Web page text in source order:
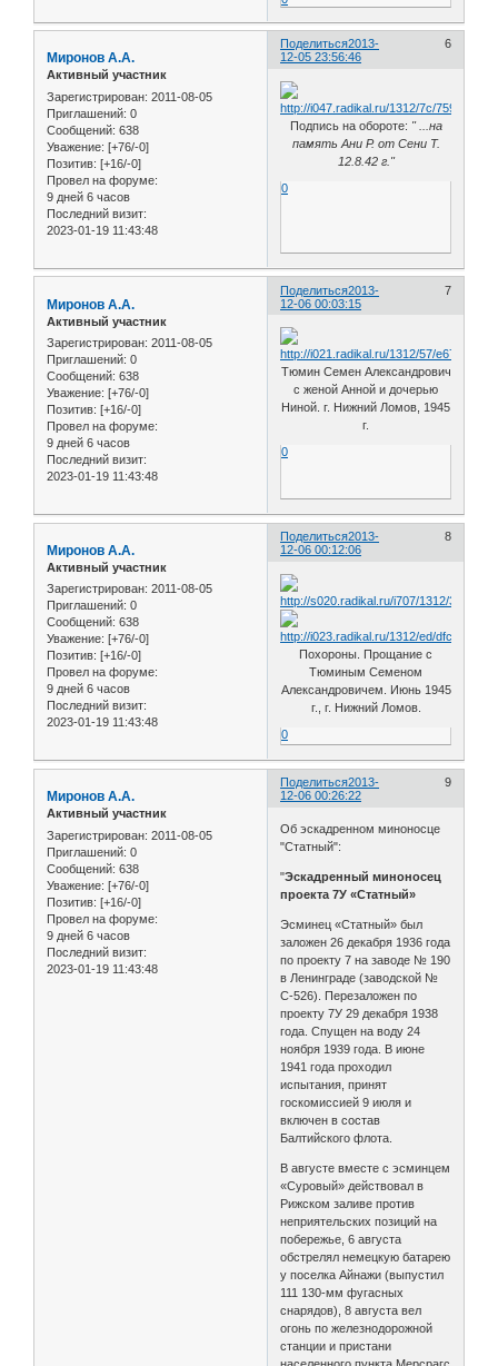
Поделиться 6
2013-
12-05 23:56:46
Миронов А.А.
Активный участник
Зарегистрирован: 2011-08-05
Приглашений: 0
Сообщений: 638
Уважение: [+76/-0]
Позитив: [+16/-0]
Провел на форуме:
9 дней 6 часов
Последний визит:
2023-01-19 11:43:48
Подпись на обороте: " ...на
память Ани Р. от Сени Т.
12.8.42 г."
0
Поделиться 7
2013-
12-06 00:03:15
Миронов А.А.
Активный участник
Зарегистрирован: 2011-08-05
Приглашений: 0
Сообщений: 638
Уважение: [+76/-0]
Позитив: [+16/-0]
Провел на форуме:
9 дней 6 часов
Последний визит:
2023-01-19 11:43:48
Тюмин Семен Александрович
с женой Анной и дочерью
Ниной. г. Нижний Ломов, 1945
г.
0
Поделиться 8
2013-
12-06 00:12:06
Миронов А.А.
Активный участник
Зарегистрирован: 2011-08-05
Приглашений: 0
Сообщений: 638
Уважение: [+76/-0]
Позитив: [+16/-0]
Провел на форуме:
9 дней 6 часов
Последний визит:
2023-01-19 11:43:48
Похороны. Прощание с
Тюминым Семеном
Александровичем. Июнь 1945
г., г. Нижний Ломов.
0
Поделиться 9
2013-
12-06 00:26:22
Миронов А.А.
Активный участник
Зарегистрирован: 2011-08-05
Приглашений: 0
Сообщений: 638
Уважение: [+76/-0]
Позитив: [+16/-0]
Провел на форуме:
9 дней 6 часов
Последний визит:
2023-01-19 11:43:48
Об эскадренном миноносце
"Статный":
"Эскадренный миноносец
проекта 7У «Статный»
Эсминец «Статный» был
заложен 26 декабря 1936 года
по проекту 7 на заводе № 190
в Ленинграде (заводской №
С-526). Перезаложен по
проекту 7У 29 декабря 1938
года. Спущен на воду 24
ноября 1939 года. В июне
1941 года проходил
испытания, принят
госкомиссией 9 июля и
включен в состав
Балтийского флота.
В августе вместе с эсминцем
«Суровый» действовал в
Рижском заливе против
неприятельских позиций на
побережье, 6 августа
обстрелял немецкую батарею
у поселка Айнажи (выпустил
111 130-мм фугасных
снарядов), 8 августа вел
огонь по железнодорожной
станции и пристани